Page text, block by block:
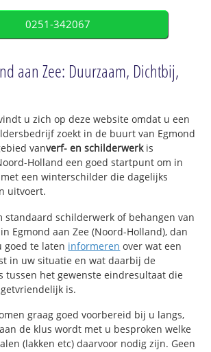
0251-342067
aan Zee: Duurzaam, Dichtbij,
u zich op deze website omdat u een
zoekt in de buurt van Egmond
vanverf- en schilderwerkis
Holland een goed startpunt om in
een winterschilder die dagelijks
uitvoert.
standaard schilderwerk of behangen van
Egmond aan Zee (Noord-Holland), dan
goed te laten informeren over wat een
in uw situatie en wat daarbij de
tussen het gewenste eindresultaat die
is.
graag goed voorbereid bij u langs,
de klus wordt met u besproken welke
(lakken etc) daarvoor nodig zijn. Geen